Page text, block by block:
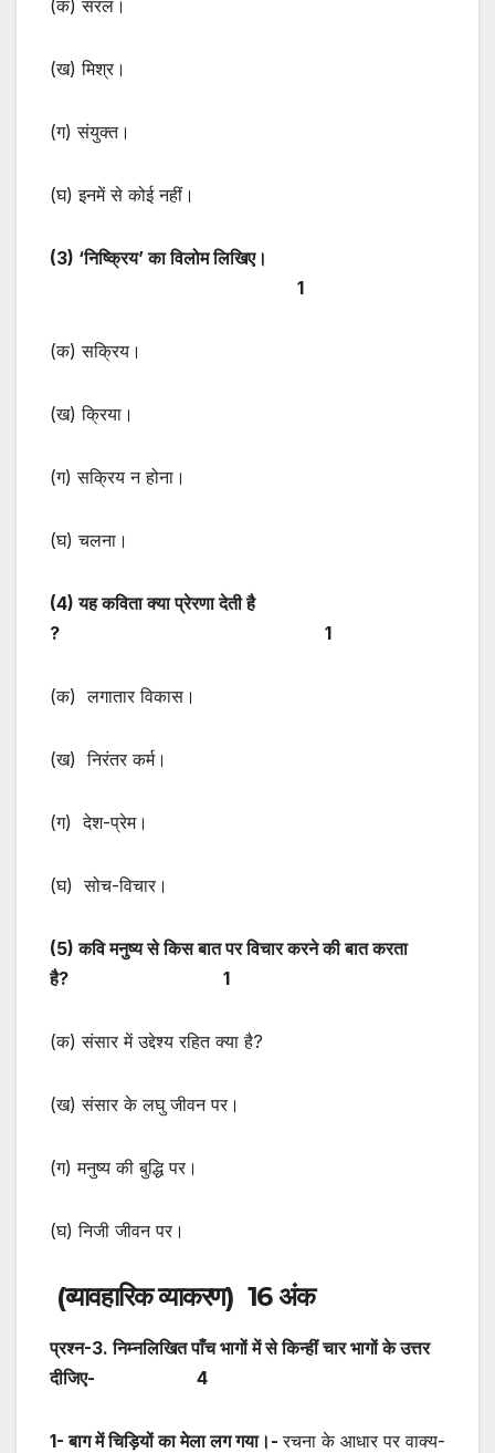
(क) सरल।
(ख) मिश्र।
(ग) संयुक्त।
(घ) इनमें से कोई नहीं।
(3) ‘निष्क्रिय’ का विलोम लिखिए।
1
(क) सक्रिय।
(ख) क्रिया।
(ग) सक्रिय न होना।
(घ) चलना।
(4) यह कविता क्या प्रेरणा देती है
? 1
(क) लगातार विकास।
(ख) निरंतर कर्म।
(ग) देश-प्रेम।
(घ) सोच-विचार।
(5) कवि मनुष्य से किस बात पर विचार करने की बात करता
है? 1
(क) संसार में उद्देश्य रहित क्या है?
(ख) संसार के लघु जीवन पर।
(ग) मनुष्य की बुद्धि पर।
(घ) निजी जीवन पर।
(व्यावहारिक व्याकरण) 16 अंक
प्रश्न-3. निम्नलिखित पाँच भागों में से किन्हीं चार भागों के उत्तर
दीजिए- 4
1- बाग में चिड़ियों का मेला लग गया।-रचना के आधार पर वाक्य-